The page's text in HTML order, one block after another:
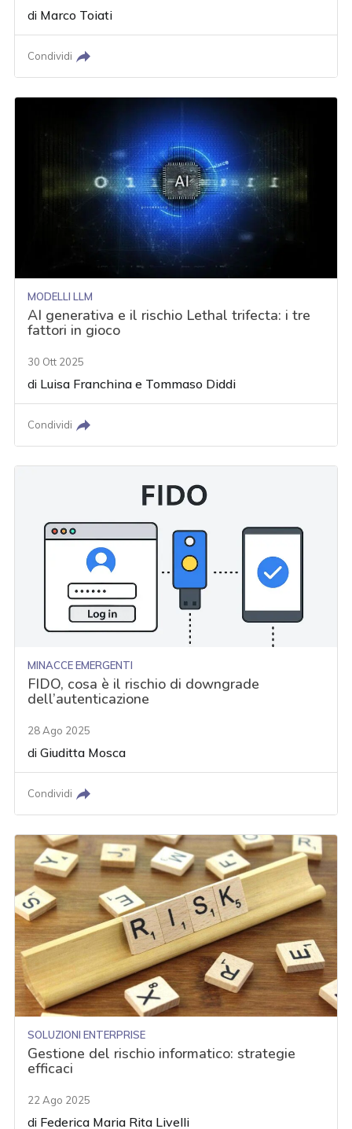
di Marco Toiati
Condividi
MODELLI LLM
AI generativa e il rischio Lethal trifecta: i tre
fattori in gioco
30 Ott 2025
di Luisa Franchina e Tommaso Diddi
Condividi
MINACCE EMERGENTI
FIDO, cosa è il rischio di downgrade
dell’autenticazione
28 Ago 2025
diGiuditta Mosca
Condividi
SOLUZIONI ENTERPRISE
Gestione del rischio informatico: strategie
efficaci
22 Ago 2025
di Federica Maria Rita Livelli